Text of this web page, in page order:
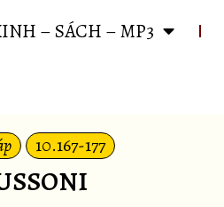
– SÁCH – MP3
10.167-177